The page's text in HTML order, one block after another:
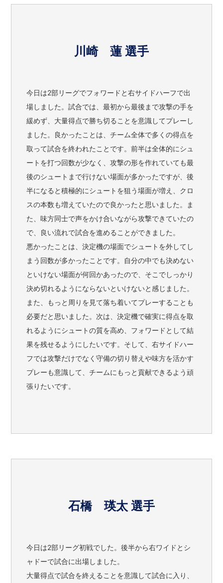
川崎 蓮 選手
今日は2部リーグでフォワードと右サイドハーフで出
場しました。試合では、最初から最後まで攻撃の手を
緩めず、大量得点で勝ち切ることを意識してプレーし
ました。良かったことは、チーム全体で多くの得点を
取って試合を終われたことです。前半は全体的にシュ
ートを打つ回数が少なく、攻撃の形を作れていても最
後のシュートまで行けない場面が多かったですが、後
半になると積極的にシュートを狙う場面が増え、クロ
スの本数も増えていたので良かったと思いました。ま
た、味方同士で声をかけ合いながら攻撃できていたの
で、良い流れで試合を進めることができました。
悪かったことは、決定機の場面でシュートを外してし
まう回数が多かったことです。自分の中でも決めない
といけない場面が何回かあったので、そこでしっかり
決め切れるようにならないといけないと感じました。
また、もっと周りを見て落ち着いてプレーすることも
必要だと思いました。次は、決定機で確実に得点を取
れるようにシュートの質を高め、フォワードとして結
果を残せるようにしたいです。そして、右サイドハー
フでは攻撃だけでなく守備の切り替えや味方を活かす
プレーも意識して、チームにもっと貢献できるよう頑
張りたいです。
石橋 瑛太 選手
今日は2部リーグ初戦でした。後半から右ワイドとシ
ャドーで試合に出場しました。
大量得点で試合を終えることを意識して試合に入り、